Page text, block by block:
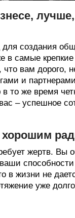
создания
в самые
вам
и
же время
– успешное
жертв. Вы
в жизни не
уже